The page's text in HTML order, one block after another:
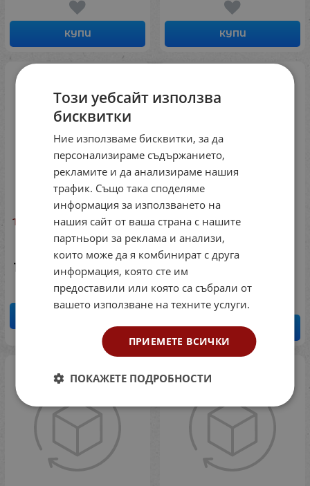
КУПИ КУПИ
Тежка жилетка 0.900 кг,
размер XS - червена
104.30 € / 203.99 лв.
Squishy топка с
усмихнати личица, 1
брой
Код: 7238492902-1
8.18
КУПИ
Този уебсайт използва
бисквитки
Ние използваме бисквитки, за да
персонализираме съдържанието,
рекламите и да анализираме нашия
трафик. Също така споделяме
информация за използването на
нашия сайт от ваша страна с нашите
партньори за реклама и анализи,
които може да я комбинират с друга
информация, която сте им
предоставили или която са събрали от
вашето използване на техните услуги.
ПРИЕМЕТЕ ВСИЧКИ
ПОКАЖЕТЕ ПОДРОБНОСТИ